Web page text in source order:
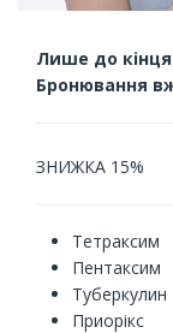
Лише до
Бронювання
ЗНИЖКА 15%
Тетраксим
Пентаксим
Туберкулин
Приорікс